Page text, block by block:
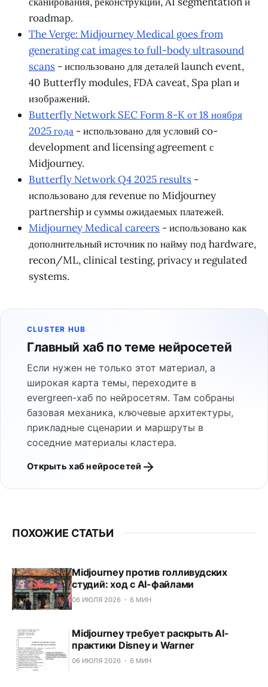
roadmap.
The Verge: Midjourney Medical goes from
generating cat images to full-body ultrasound
scans - использовано для деталей launch event,
40 Butterfly modules, FDA caveat, Spa plan и
изображений.
Butterfly Network SEC Form 8-K от 18 ноября
2025 года - использовано для условий co-
development and licensing agreement с
Midjourney.
Butterfly Network Q4 2025 results -
использовано для revenue по Midjourney
partnership и суммы ожидаемых платежей.
Midjourney Medical careers - использовано как
дополнительный источник по найму под hardware,
recon/ML, clinical testing, privacy и regulated
systems.
CLUSTER HUB
Главный хаб по теме нейросетей
Если нужен не только этот материал, а
широкая карта темы, переходите в
evergreen-хаб по нейросетям. Там собраны
базовая механика, ключевые архитектуры,
прикладные сценарии и маршруты в
соседние материалы кластера.
Открыть хаб нейросетей
ПОХОЖИЕ СТАТЬИ
Midjourney против голливудских
студий: ход с AI-файлами
06 ИЮЛЯ 2026 6 МИН
Midjourney требует раскрыть AI-
практики Disney и Warner
06 ИЮЛЯ 2026 6 МИН